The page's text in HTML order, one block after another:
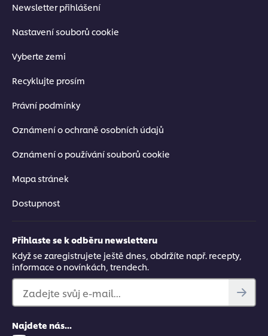
Newsletter přihlášení
Nastavení souborů cookie
Vyberte zemi
Recyklujte prosím
Právní podmínky
Oznámení o ochraně osobních údajů
Oznámení o používání souborů cookie
Mapa stránek
Dostupnost
Přihlaste se k odběru newsletteru
Když se zaregistrujete ještě dnes, obdržíte např. recepty,
informace o novínkách, trendech.
Zadejte svůj e-mail...
Najdete nás...